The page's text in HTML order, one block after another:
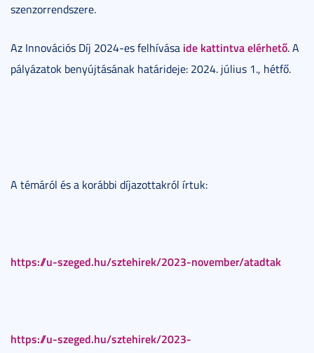
szenzorrendszere.
Az Innovációs Díj 2024-es felhívása ide kattintva elérhető. A
pályázatok benyújtásának határideje: 2024. július 1., hétfő.
A témáról és a korábbi díjazottakról írtuk:
https://u-szeged.hu/sztehirek/2023-november/atadtak
https://u-szeged.hu/sztehirek/2023-